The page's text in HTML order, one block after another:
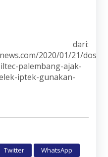
dari:
2020/01/21/
palembang-ajak-
iptek-gunakan-
Twitter
WhatsApp